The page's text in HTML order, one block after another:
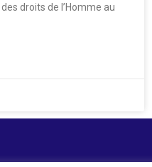
droits de l’Homme au